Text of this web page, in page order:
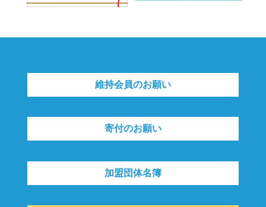
維持会員のお願い
寄付のお願い
加盟団体名簿